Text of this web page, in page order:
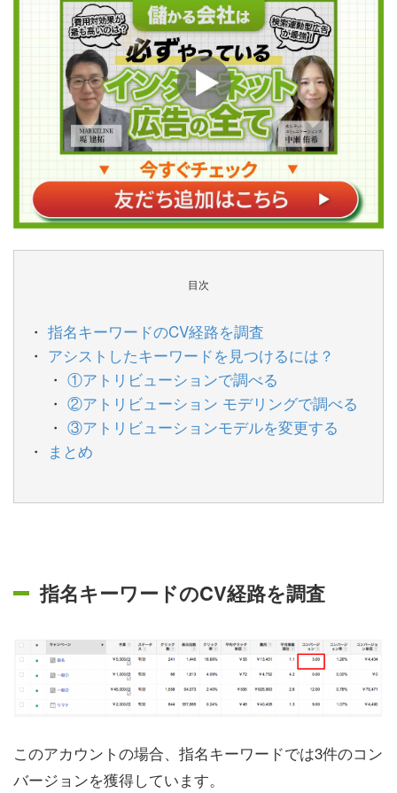
目次
指名キーワードのCV経路を調査
アシストしたキーワードを見つけるには？
①アトリビューションで調べる
②アトリビューション モデリングで調べる
③アトリビューションモデルを変更する
まとめ
指名キーワードのCV経路を調査
このアカウントの場合、指名キーワードでは3件のコン
バージョンを獲得しています。